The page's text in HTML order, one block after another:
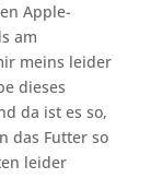
Apple-
am
meins leider
dieses
da ist es so,
das Futter so
leider